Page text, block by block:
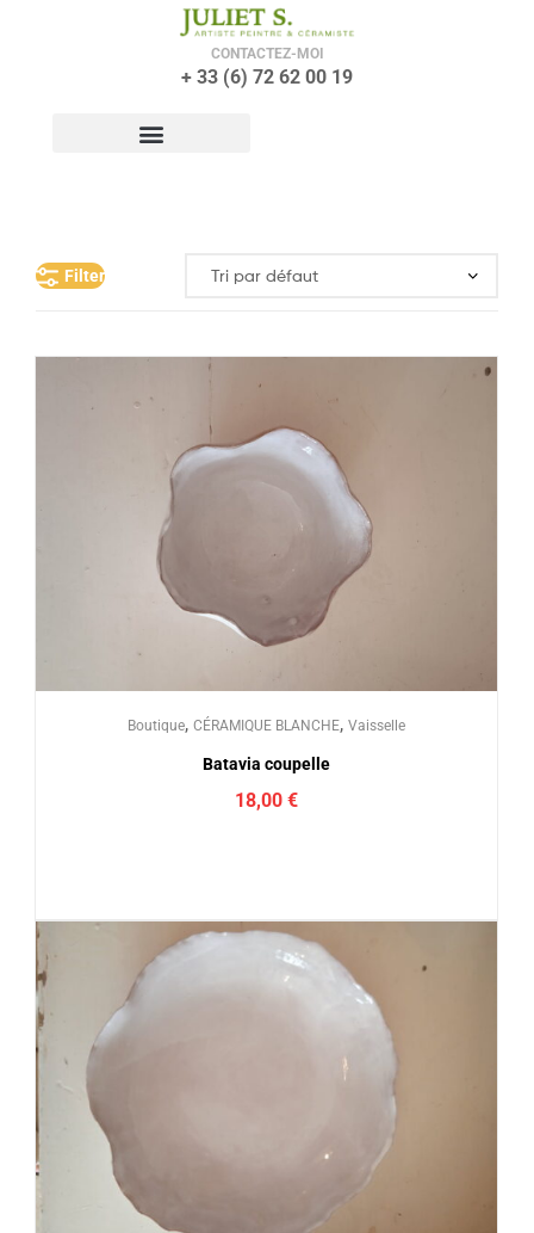
CONTACTEZ-MOI
+ 33 (6) 72 62 00 19
Filter
Boutique, CÉRAMIQUE BLANCHE, Vaisselle
Batavia coupelle
18,00 €